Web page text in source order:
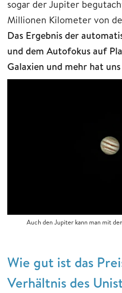
sogar der Jupiter
Millionen Kilometer von
Das Ergebnis der
und dem Autofokus auf
Galaxien und mehr hat
Auch den Jupiter kann man mit
Wie gut ist das
Verhältnis des